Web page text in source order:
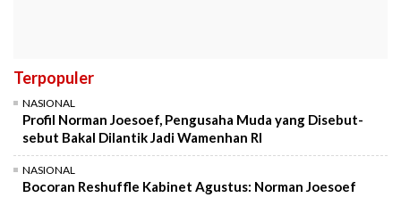
Terpopuler
NASIONAL
Profil Norman Joesoef, Pengusaha Muda yang Disebut-
sebut Bakal Dilantik Jadi Wamenhan RI
NASIONAL
Bocoran Reshuffle Kabinet Agustus: Norman Joesoef